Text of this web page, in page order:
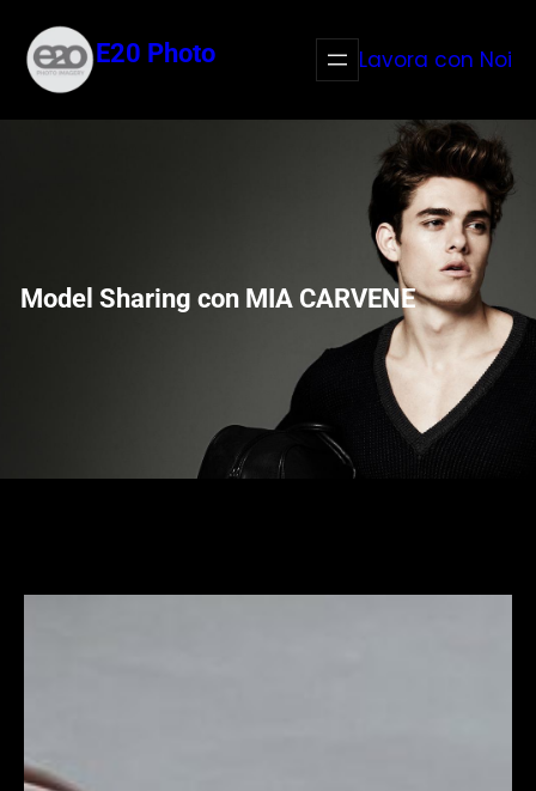
contenuto
E20 Photo Lavora con Noi
Model Sharing con MIA CARVENE